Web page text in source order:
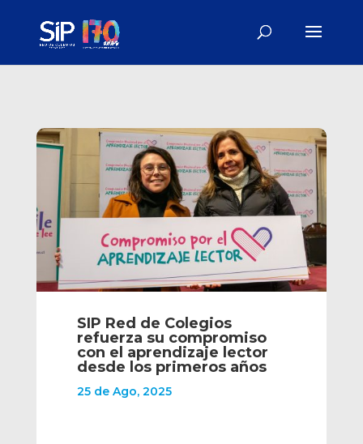
SIP Red de Colegios
refuerza su compromiso
con el aprendizaje lector
desde los primeros años
25 de Ago, 2025